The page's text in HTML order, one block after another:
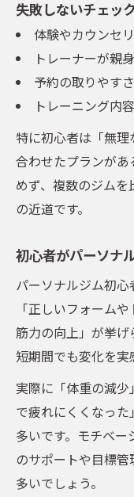
失敗しないチェッ
体験やカウンセ
トレーナーが親
予約の取りやす
トレーニング内
特に初心者は「無
合わせたプランが
めず、複数のジム
の近道です。
初心者がパーソナ
パーソナルジム初
「正しいフォーム
筋力の向上」が挙げ
短期間でも変化を実
実際に「体重の減
で疲れにくくなっ
多いです。モチベ
のサポートや目標
多いでしょう。